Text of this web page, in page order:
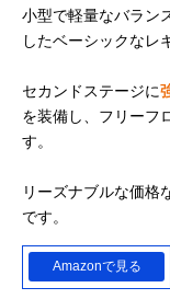
小型で軽量なバラン
したベーシックなレ
セカンドステージに
を装備し、フリーフ
す。
リーズナブルな価格
です。
Amazonで見る